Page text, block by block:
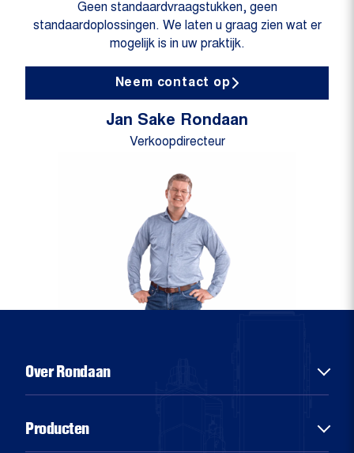
Geen standaardvraagstukken, geen
standaardoplossingen. We laten u graag zien wat er
mogelijk is in uw praktijk.
Neem contact op
Jan Sake Rondaan
Verkoopdirecteur
Over Rondaan
Over ons
Producten